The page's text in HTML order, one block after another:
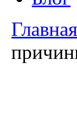
Главная